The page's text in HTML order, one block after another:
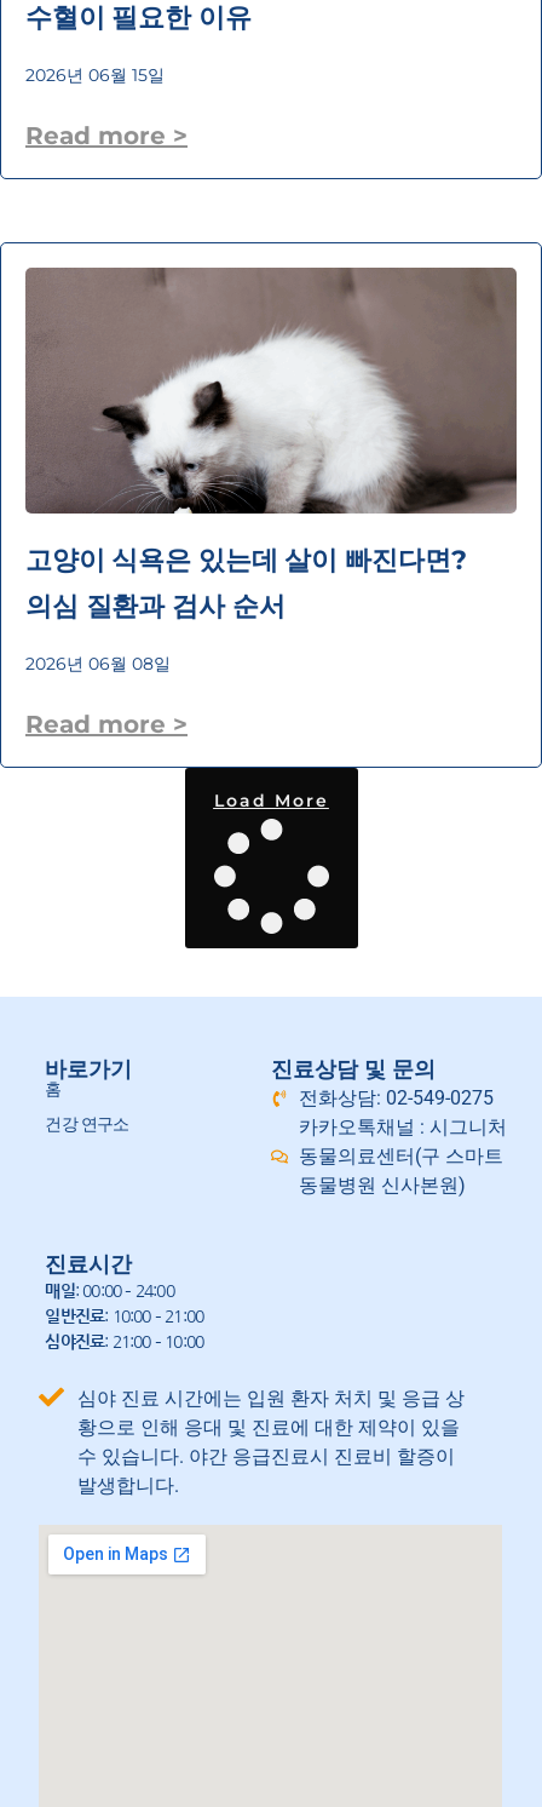
수혈이 필요한 이유
2026년 06월 15일
Read more >
고양이 식욕은 있는데 살이 빠진다면?
의심 질환과 검사 순서
2026년 06월 08일
Read more >
Load More
바로가기
홈
건강 연구소
진료상담 및 문의
전화상담: 02-549-0275
카카오톡채널 : 시그니처
동물의료센터(구 스마트
동물병원 신사본원)
진료시간
매일: 00:00 – 24:00
일반진료: 10:00 – 21:00
심야진료: 21:00 – 10:00
심야 진료 시간에는 입원 환자 처치 및 응급 상
황으로 인해 응대 및 진료에 대한 제약이 있을
수 있습니다. 야간 응급진료시 진료비 할증이
발생합니다.